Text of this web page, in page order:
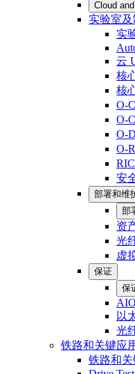
Cloud
实验室及
实
云
核
核
O-
O-
O-
O-
安
部署和维
部
资
光
虚
保证
保
以
光
铁路和关键应
铁路和关